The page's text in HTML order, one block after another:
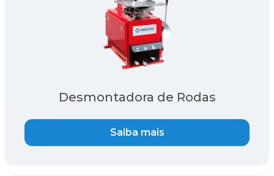
Desmontadora de Rodas
Saiba mais